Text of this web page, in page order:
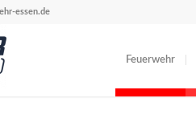
essen.de
Feuerwehr